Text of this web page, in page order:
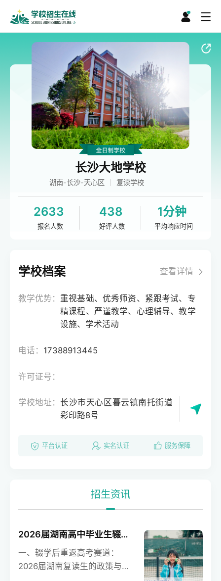
长沙大地学校
湖南-长沙-天心区 复读学校
2633
报名人数
438
好评人数
1分钟
平均响应时间
学校档案 查看详情
教学优势： 重视基础、优秀师资、紧跟考试、专
精课程、严谨教学、心理辅导、教学
设施、学术活动
电话： 17388913445
许可证号：
学校地址： 长沙市天心区暮云镇南托街道
彩印路8号
平台认证 实名认证 服务保障
招生资讯
2026届湖南高中毕业生辍学后如何通过复读重返大学之路
一、辍学后重返高考赛道：
2026届湖南复读生的政策与路